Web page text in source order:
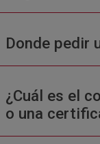
Donde pedir
¿Cuál es el
o una